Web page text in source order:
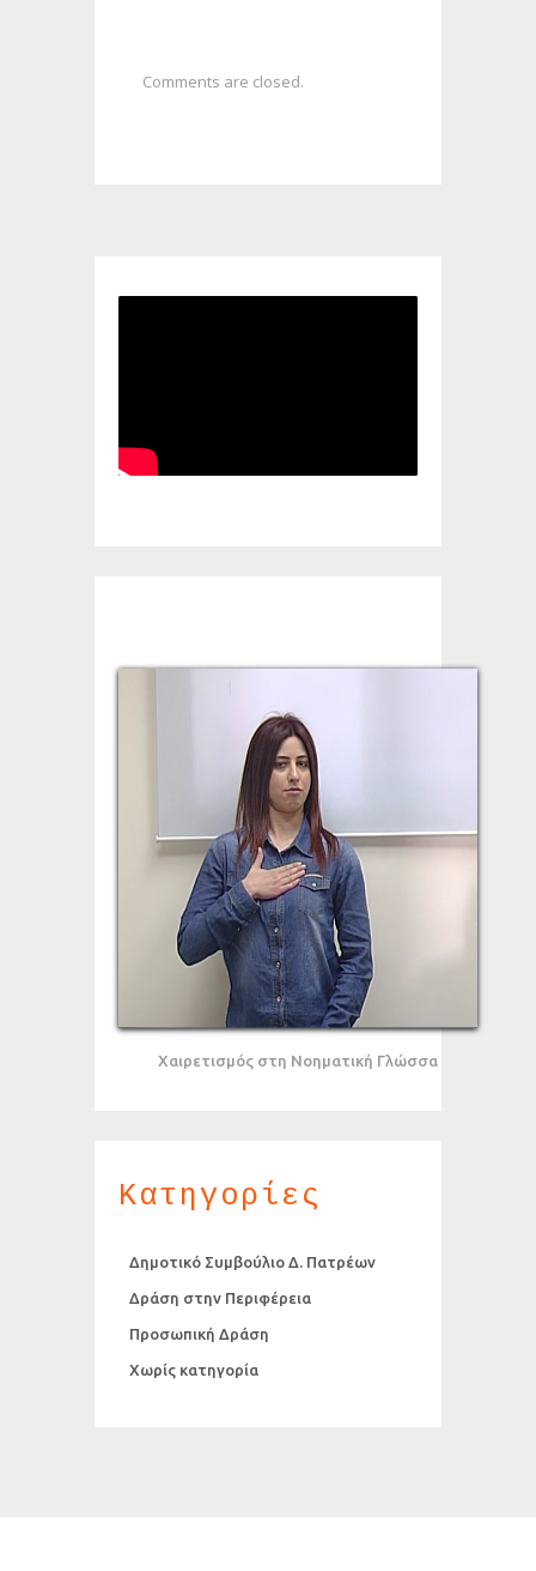
Comments are closed.
Χαιρετισμός στη Νοηματική Γλώσσα
Κατηγορίες
Δημοτικό Συμβούλιο Δ. Πατρέων
Δράση στην Περιφέρεια
Προσωπική Δράση
Χωρίς κατηγορία